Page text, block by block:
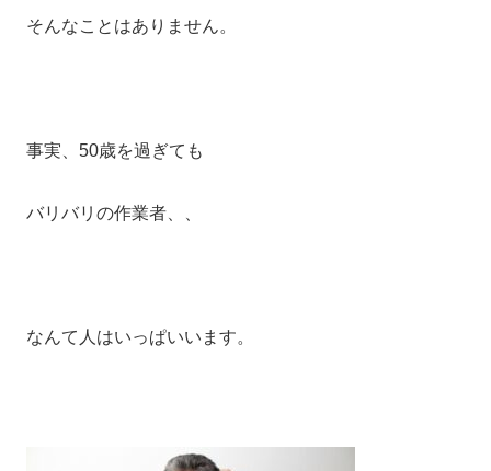
そんなことはありません。
事実、50歳を過ぎても
バリバリの作業者、、
なんて人はいっぱいいます。